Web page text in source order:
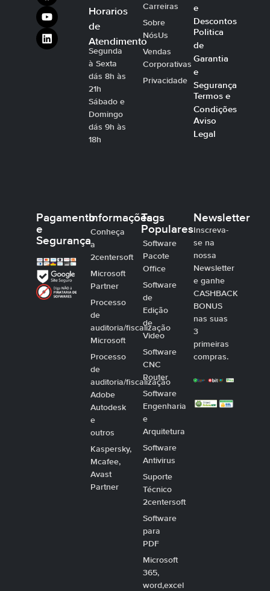
Horarios
de
Atendimento
Segunda
à Sexta
dás 8h às
21h
Sábado e
Domingo
dás 9h às
18h
Carreiras
Sobre
NósUs
Vendas
Corporativas
Privacidade
e
Descontos
Politica
de
Garantia
e
Segurança
Termos e
Condições
Aviso
Legal
Pagamento
e
Segurança
Informações
Conheça
a
2centersoft
Microsoft
Partner
Processo
de
auditoria/fiscalização
Microsoft
Processo
de
auditoria/fiscalização
Adobe
Autodesk
e
outros
Kaspersky,
Mcafee,
Avast
Partner
Tags
Populares
Software
Pacote
Office
Software
de
Edição
de
Video
Software
CNC
Router
Software
Engenharia
e
Arquitetura
Software
Antivirus
Suporte
Técnico
2centersoft
Software
para
PDF
Microsoft
365,
word,excel
Newsletter
Inscreva-
se na
nossa
Newsletter
e ganhe
CASHBACK
BONUS
nas suas
3
primeiras
compras.